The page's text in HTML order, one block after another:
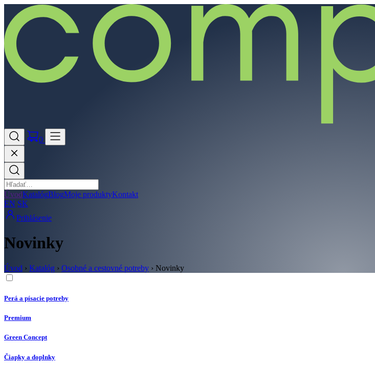
0
ÚvodKatalógBlogMoje produktyKontakt
EN SK
Prihlásenie
Novinky
Úvod › Katalóg › Osobné a cestovné potreby › Novinky
Perá a písacie potreby
Premium
Green Concept
Čiapky a doplnky